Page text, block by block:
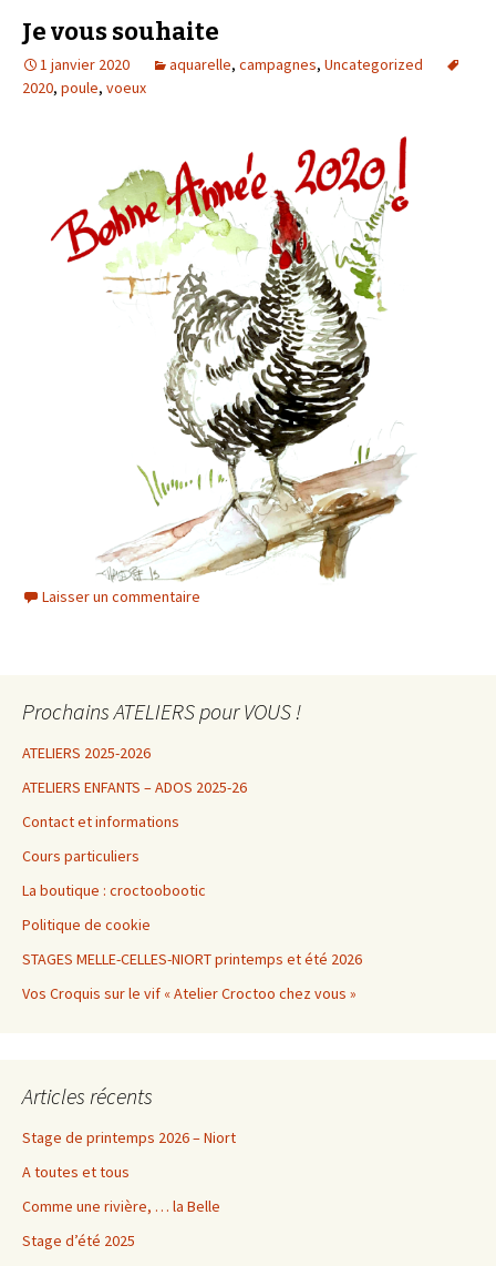
Je vous souhaite
1 janvier 2020 aquarelle, campagnes, Uncategorized
2020, poule, voeux
Laisser un commentaire
Prochains ATELIERS pour VOUS !
ATELIERS 2025-2026
ATELIERS ENFANTS – ADOS 2025-26
Contact et informations
Cours particuliers
La boutique : croctoobootic
Politique de cookie
STAGES MELLE-CELLES-NIORT printemps et été 2026
Vos Croquis sur le vif « Atelier Croctoo chez vous »
Articles récents
Stage de printemps 2026 – Niort
A toutes et tous
Comme une rivière, … la Belle
Stage d’été 2025